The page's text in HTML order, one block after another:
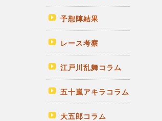
予想陣結果
レース考察
江戸川乱舞コラム
五十嵐アキラコラム
大五郎コラム